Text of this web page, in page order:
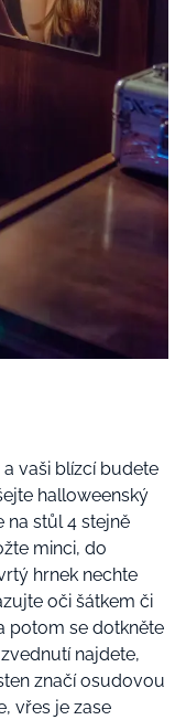
vaši blízcí budete
halloweenský
na stůl 4 stejně
minci, do
hrnek nechte
oči šátkem či
potom se dotkněte
najdete,
značí osudovou
vřes je zase